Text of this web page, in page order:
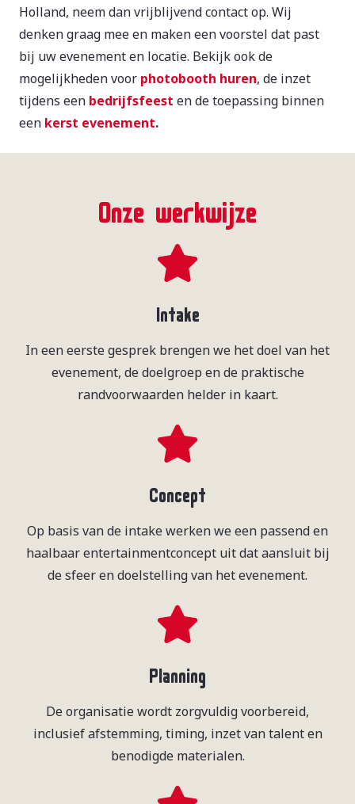
Holland, neem dan vrijblijvend contact op. Wij
denken graag mee en maken een voorstel dat past
bij uw evenement en locatie. Bekijk ook de
mogelijkheden voor photobooth huren, de inzet
tijdens een bedrijfsfeest en de toepassing binnen
een kerst evenement.
Onze werkwijze
Intake
In een eerste gesprek brengen we het doel van het
evenement, de doelgroep en de praktische
randvoorwaarden helder in kaart.
Concept
Op basis van de intake werken we een passend en
haalbaar entertainmentconcept uit dat aansluit bij
de sfeer en doelstelling van het evenement.
Planning
De organisatie wordt zorgvuldig voorbereid,
inclusief afstemming, timing, inzet van talent en
benodigde materialen.